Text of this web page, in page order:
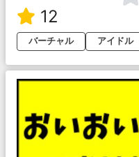
12
バーチャル
アイドル